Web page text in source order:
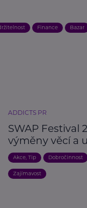
Finance Bazar
ADDICTS PR
SWAP Festival
výměny věcí a
Akce, Tip Dobročinnost
Zajímavost